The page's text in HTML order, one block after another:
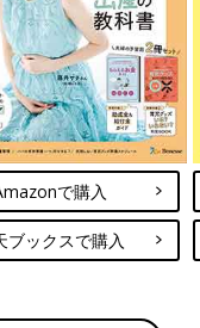
学年差兄弟の子育て
』『うますぎ！東京ギ
まんぷく埼玉』『不
結婚できる気がしませ
クトリー）など
のドタバタ育児日記
で購入
ブックスで購入